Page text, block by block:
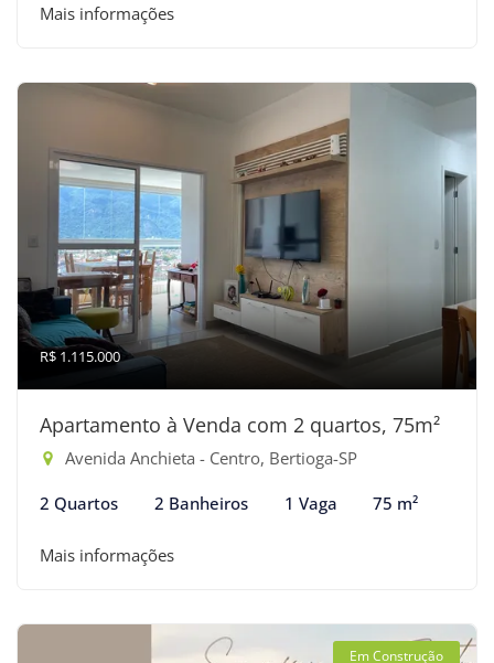
Mais informações
R$ 1.115.000
Apartamento à Venda com 2 quartos, 75m²
Avenida Anchieta - Centro, Bertioga-SP
2 Quartos 2 Banheiros 1 Vaga 75 m²
Mais informações
Em Construção